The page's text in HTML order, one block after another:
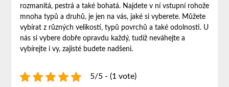
rozmanitá, pestrá a také bohatá. Najdete v ní vstupní rohože
mnoha typů a druhů, je jen na vás, jaké si vyberete. Můžete
vybírat z různých velikostí, typů povrchů a také odolnosti. U
nás si vybere dobře opravdu každý, tudíž neváhejte a
vybírejte i vy, zajisté budete nadšeni.
5/5 - (1 vote)